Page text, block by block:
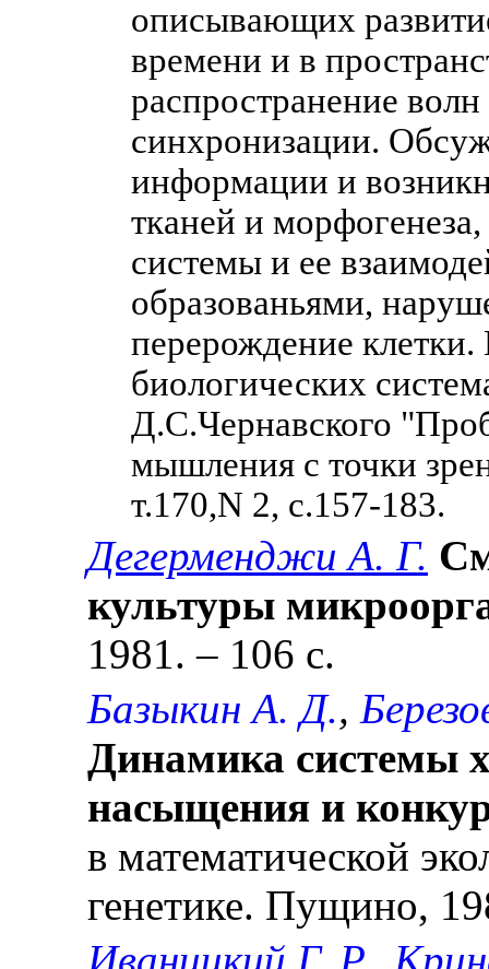
описывающих
времени и в
распространение
синхронизации.
информации и
тканей и
системы и ее
образованьями,
перерождение
биологических
Д.С.Чернавского
мышления с точки
т.170,N 2, с.157-183.
Дегерменджи А. Г.
культуры
1981. – 106 с.
Базыкин А. Д.,
Динамика системы
насыщения и
в математической
генетике. Пущино,